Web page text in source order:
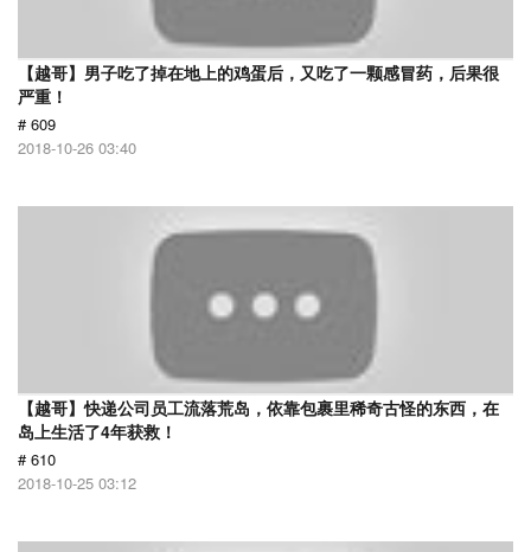
【越哥】男子吃了掉在地上的鸡蛋后，又吃了一颗感冒药，后果很
严重！
# 609
2018-10-26 03:40
【越哥】快递公司员工流落荒岛，依靠包裹里稀奇古怪的东西，在
岛上生活了4年获救！
# 610
2018-10-25 03:12